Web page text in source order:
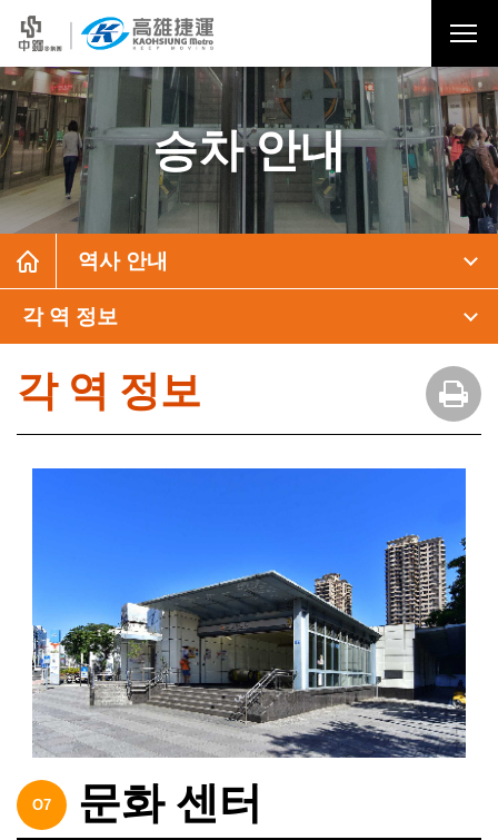
승차 안내
역사 안내
각 역 정보
각 역 정보
O7 문화 센터